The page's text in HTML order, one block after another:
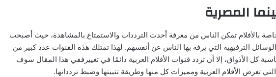
المصرية
بالأفلام تمكن الناس من معرفة أحدث الترددات والاستمتاع بالمشاهدة، حيث أصبحت
الترفيهية التي يرفه بها الناس عن أنفسهم. لهذا تمتلك هذه القنوات عدد كبير من
كل الأذواق، إلا أن تردد قنوات الأفلام العربية دائمًا في تغييرففي هذا المقال سوف
تعرض الأفلام العربية ومميزات كل منها وطريقة تثبيتها وضبط تردداتها.